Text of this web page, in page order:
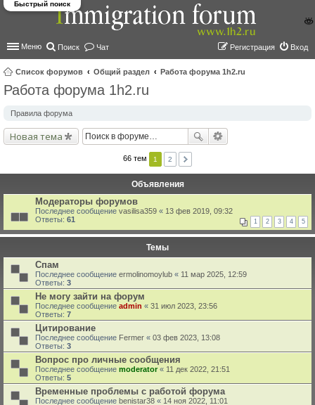
Меню Поиск Чат Вход
Регистрация
Список форумов Общий раздел
Работа форума 1h2.ru
Быстрый поиск
Работа форума 1h2.ru
Правила форума
Новая тема
66 тем 1 2
Объявления
Модераторы форумов
Последнее сообщение vasilisa359 « 13 фев 2019, 09:32
Ответы: 61 1 2 3 4 5
Темы
Спам
Последнее сообщение ermolinomoylub « 11 мар 2025, 12:59
Ответы: 3
Не могу зайти на форум
Последнее сообщение admin « 31 июл 2023, 23:56
Ответы: 7
Цитирование
Последнее сообщение Fermer « 03 фев 2023, 13:08
Ответы: 3
Вопрос про личные сообщения
Последнее сообщение moderator« 11 дек 2022, 21:51
Ответы: 5
Временные проблемы с работой форума
Последнее сообщение benistar38 « 14 ноя 2022, 11:01